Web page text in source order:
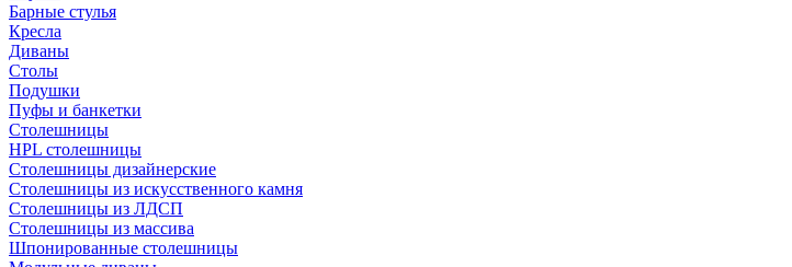
Барные стулья
Кресла
Диваны
Столы
Подушки
Пуфы и банкетки
Столешницы
HPL столешницы
Столешницы дизайнерские
Столешницы из искусственного камня
Столешницы из ЛДСП
Столешницы из массива
Шпонированные столешницы